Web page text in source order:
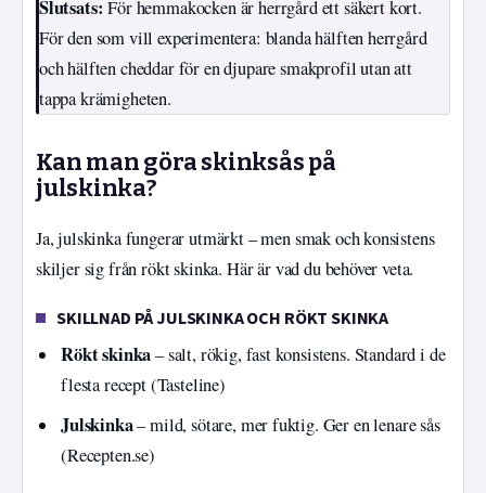
Slutsats: För hemmakocken är herrgård ett säkert kort.
För den som vill experimentera: blanda hälften herrgård
och hälften cheddar för en djupare smakprofil utan att
tappa krämigheten.
Kan man göra skinksås på
julskinka?
Ja, julskinka fungerar utmärkt – men smak och konsistens
skiljer sig från rökt skinka. Här är vad du behöver veta.
SKILLNAD PÅ JULSKINKA OCH RÖKT SKINKA
Rökt skinka– salt, rökig, fast konsistens. Standard i de
flesta recept (Tasteline)
Julskinka– mild, sötare, mer fuktig. Ger en lenare sås
(Recepten.se)